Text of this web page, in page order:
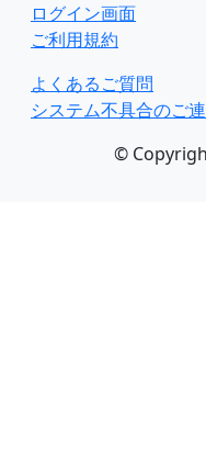
ログイン画面
ご利用規約
よくあるご質問
システム不具合のご
©